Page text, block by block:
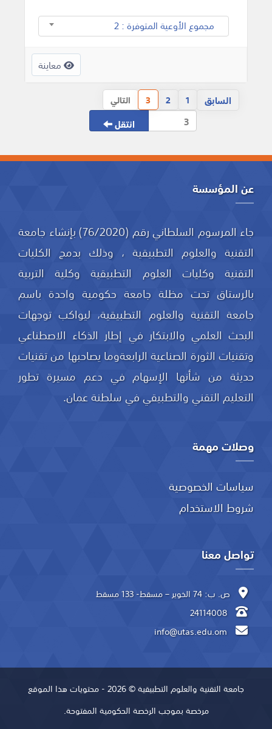
مجموع الأوعية المتوفرة : 2
معاينة
السابق 1
2
3 التالي
انتقل
عن المؤسسة
جاء المرسوم السلطاني رقم (76/2020) بإنشاء جامعة
التقنية والعلوم التطبيقية ، وذلك بدمج الكليات
التقنية وكليات العلوم التطبيقية وكلية التربية
بالرستاق تحت مظلة جامعة حكومية واحدة باسم
جامعة التقنية والعلوم التطبيقية، ليواكب توجهات
البحث العلمي والابتكار في إطار الذكاء الاصطناعي
وتقنيات الثورة الصناعية الرابعةوما يصاحبها من تقنيات
حديثة من شأنها الإسهام في دعم مسيرة تطور
التعليم التقني والتطبيقي في سلطنة عمان.
وصلات مهمة
سياسات الخصوصية
شروط الاستخدام
تواصل معنا
ص. ب: 74 الخوير – مسقط- 133 مسقط
24114008
جامعة التقنية والعلوم التطبيقية © 2026 - محتويات هذا الموقع
مرخصة بموجب الرخصة الحكومية المفتوحة.